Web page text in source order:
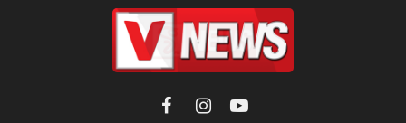
FacebookInstagramYouTube